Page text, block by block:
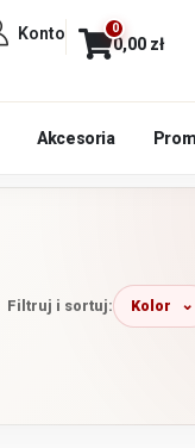
Konto 0
0,00 zł
Akcesoria
Filtruj i sortuj: Kolor